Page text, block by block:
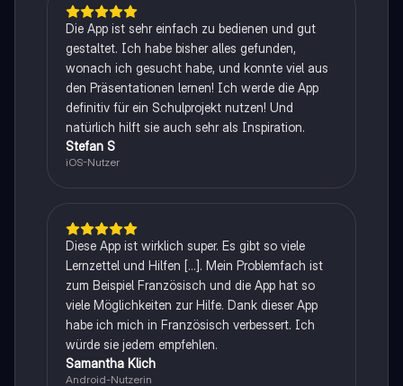
Die App ist sehr einfach zu bedienen und gut
gestaltet. Ich habe bisher alles gefunden,
wonach ich gesucht habe, und konnte viel aus
den Präsentationen lernen! Ich werde die App
definitiv für ein Schulprojekt nutzen! Und
natürlich hilft sie auch sehr als Inspiration.
Stefan S
iOS-Nutzer
Diese App ist wirklich super. Es gibt so viele
Lernzettel und Hilfen [...]. Mein Problemfach ist
zum Beispiel Französisch und die App hat so
viele Möglichkeiten zur Hilfe. Dank dieser App
habe ich mich in Französisch verbessert. Ich
würde sie jedem empfehlen.
Samantha Klich
Android-Nutzerin